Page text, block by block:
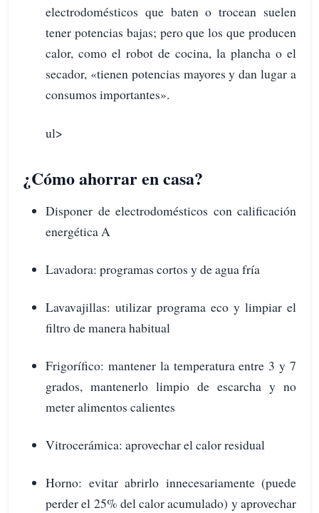
electrodomésticos que baten o trocean suelen
tener potencias bajas; pero que los que producen
calor, como el robot de cocina, la plancha o el
secador, «tienen potencias mayores y dan lugar a
consumos importantes».
ul>
¿Cómo ahorrar en casa?
Disponer de electrodomésticos con calificación
energética A
Lavadora: programas cortos y de agua fría
Lavavajillas: utilizar programa eco y limpiar el
filtro de manera habitual
Frigorífico: mantener la temperatura entre 3 y 7
grados, mantenerlo limpio de escarcha y no
meter alimentos calientes
Vitrocerámica: aprovechar el calor residual
Horno: evitar abrirlo innecesariamente (puede
perder el 25% del calor acumulado) y aprovechar